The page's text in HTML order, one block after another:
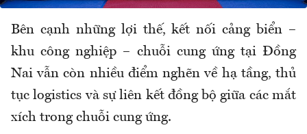
Bên cạnh những lợi thế, kết nối cảng biển –
khu công nghiệp – chuỗi cung ứng tại Đồng
Nai vẫn còn nhiều điểm nghẽn về hạ tầng, thủ
tục logistics và sự liên kết đồng bộ giữa các mắt
xích trong chuỗi cung ứng.